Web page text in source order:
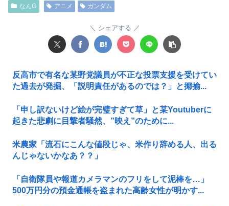
なんG アニメ ガンダム
シェアする
反高市で有名な某野党議員が不正な投票支援を受けてい
た過去が発掘、「説明責任があるのでは？」と揶揄...
「申し訳ないけど絵が完璧すぎて草」と某Youtuberに
起きた悲劇に目撃者騒然、”映え”のために...
米農家「流石にこんな値段じゃ、米作り辞める人、出る
んじゃないかなあ？？」
「自衛隊員や報道カメラマンのフリをして泥棒を…」
500万円分の預金通帳を盗まれた高齢女性が明かす...